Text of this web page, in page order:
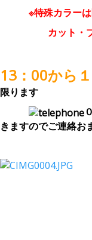
※特殊カラーは
カット・ブロー
13：00から
限ります
きますのでご連絡お